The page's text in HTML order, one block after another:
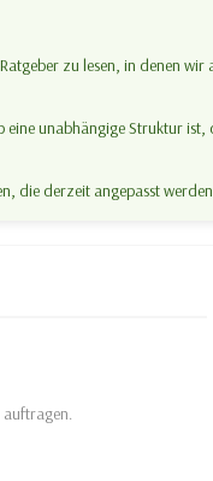
zu lesen, in denen
eine unabhängige Struktur
die derzeit angepasst